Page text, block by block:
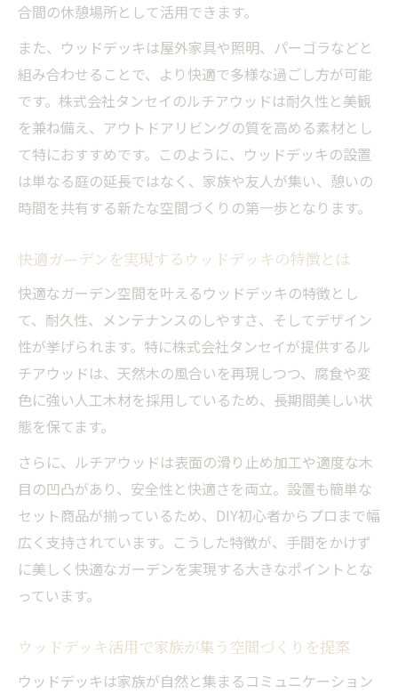
合間の休憩場所として活用できます。
また、ウッドデッキは屋外家具や照明、パーゴラなどと
組み合わせることで、より快適で多様な過ごし方が可能
です。株式会社タンセイのルチアウッドは耐久性と美観
を兼ね備え、アウトドアリビングの質を高める素材とし
て特におすすめです。このように、ウッドデッキの設置
は単なる庭の延長ではなく、家族や友人が集い、憩いの
時間を共有する新たな空間づくりの第一歩となります。
快適ガーデンを実現するウッドデッキの特徴とは
快適なガーデン空間を叶えるウッドデッキの特徴とし
て、耐久性、メンテナンスのしやすさ、そしてデザイン
性が挙げられます。特に株式会社タンセイが提供するル
チアウッドは、天然木の風合いを再現しつつ、腐食や変
色に強い人工木材を採用しているため、長期間美しい状
態を保てます。
さらに、ルチアウッドは表面の滑り止め加工や適度な木
目の凹凸があり、安全性と快適さを両立。設置も簡単な
セット商品が揃っているため、DIY初心者からプロまで幅
広く支持されています。こうした特徴が、手間をかけず
に美しく快適なガーデンを実現する大きなポイントとな
っています。
ウッドデッキ活用で家族が集う空間づくりを提案
ウッドデッキは家族が自然と集まるコミュニケーション